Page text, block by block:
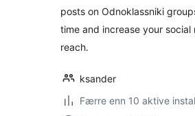
posts on Odnoklassniki
time and increase your social
reach.
ksander
Færre enn 10 aktive